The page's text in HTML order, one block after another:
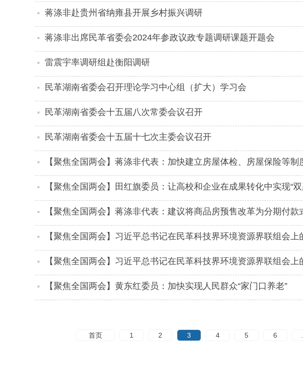
蒋涤非赴贵州省纳雍县开展乡村振兴调研
蒋涤非出席民革省委会2024年参政议政专题调研课题开题会
雷震宇率调研组赴衡阳调研
民革湖南省委会召开理论学习中心组（扩大）学习会
民革湖南省委会十五届八次常委会议召开
民革湖南省委会十五届十七次主委会议召开
【聚焦全国两会】蒋涤非代表：加快建立房屋体检、房屋保险等制
【聚焦全国两会】田红旗委员：让高校和企业在成果转化中实现“双
【聚焦全国两会】蒋涤非代表：建议将商品房预售改革为分期付款
【聚焦全国两会】习近平总书记在民革科技界环境资源界联组会上
南民革党员中引起热烈反响（二）
【聚焦全国两会】习近平总书记在民革科技界环境资源界联组会上
南民革党员中引起热烈反响
【聚焦全国两会】黄东红委员：加快实现人民群众“家门口养老”
首页 1 2 3 4 5 6